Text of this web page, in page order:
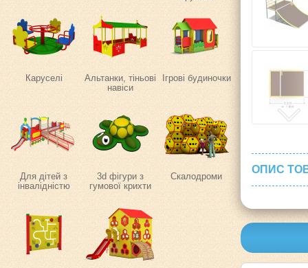
Каруселі
Альтанки, тіньові
навіси
Ігрові будиночки
Для дітей з
інвалідністю
3d фігури з
гумової крихти
Скалодроми
ОПИС